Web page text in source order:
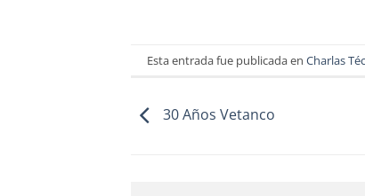
Esta entrada fue publicada en Charlas
30 Años Vetanco